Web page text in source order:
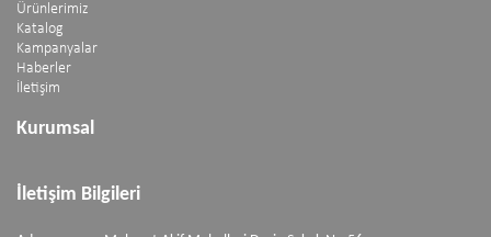
Ürünlerimiz
Katalog
Kampanyalar
Haberler
İletişim
Kurumsal
İletişim Bilgileri